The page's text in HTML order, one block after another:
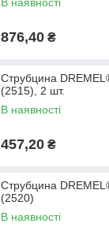
876,40 ₴
Струбцина
(2515), 2 шт.
В наявності
457,20 ₴
Струбцина
(2520)
В наявності